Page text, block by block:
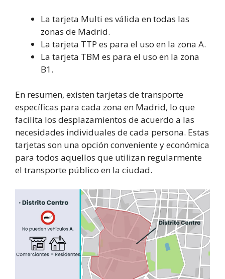
La tarjeta Multi es válida en todas las
zonas de Madrid.
La tarjeta TTP es para el uso en la zona A.
La tarjeta TBM es para el uso en la zona
B1.
En resumen, existen tarjetas de transporte
específicas para cada zona en Madrid, lo que
facilita los desplazamientos de acuerdo a las
necesidades individuales de cada persona. Estas
tarjetas son una opción conveniente y económica
para todos aquellos que utilizan regularmente
el transporte público en la ciudad.